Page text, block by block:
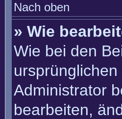
Nach oben
» Wie
Wie bei den
Administrator
bearbeiten,